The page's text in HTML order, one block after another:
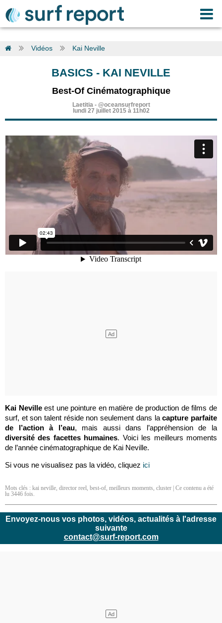
Vidéos Kai Neville
BASICS - KAI NEVILLE
Best-Of Cinématographique
Laetitia- @oceansurfreport
lundi 27 juillet 2015 à 11h02
Kai Nevilleest une pointure en matière de production de films de
surf, et son talent réside non seulement dans lacapture parfaite
de l’action à l’eau, mais aussi dans l’appréhension de la
diversité des facettes humaines. Voici les meilleurs moments
de l’année cinématographique de Kai Neville.
Si vous ne visualisez pas la vidéo, cliquez ici
Mots clés : kai neville, director reel, best-of, meilleurs moments, cluster | Ce contenu a été
lu 3446 fois.
Envoyez-nous vos photos, vidéos, actualités à l'adresse
suivante
contact@surf-report.com